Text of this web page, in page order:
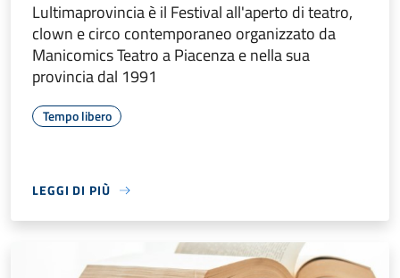
Lultimaprovincia è il Festival all'aperto di teatro,
clown e circo contemporaneo organizzato da
Manicomics Teatro a Piacenza e nella sua
provincia dal 1991
Tempo libero
LEGGI DI PIÙ